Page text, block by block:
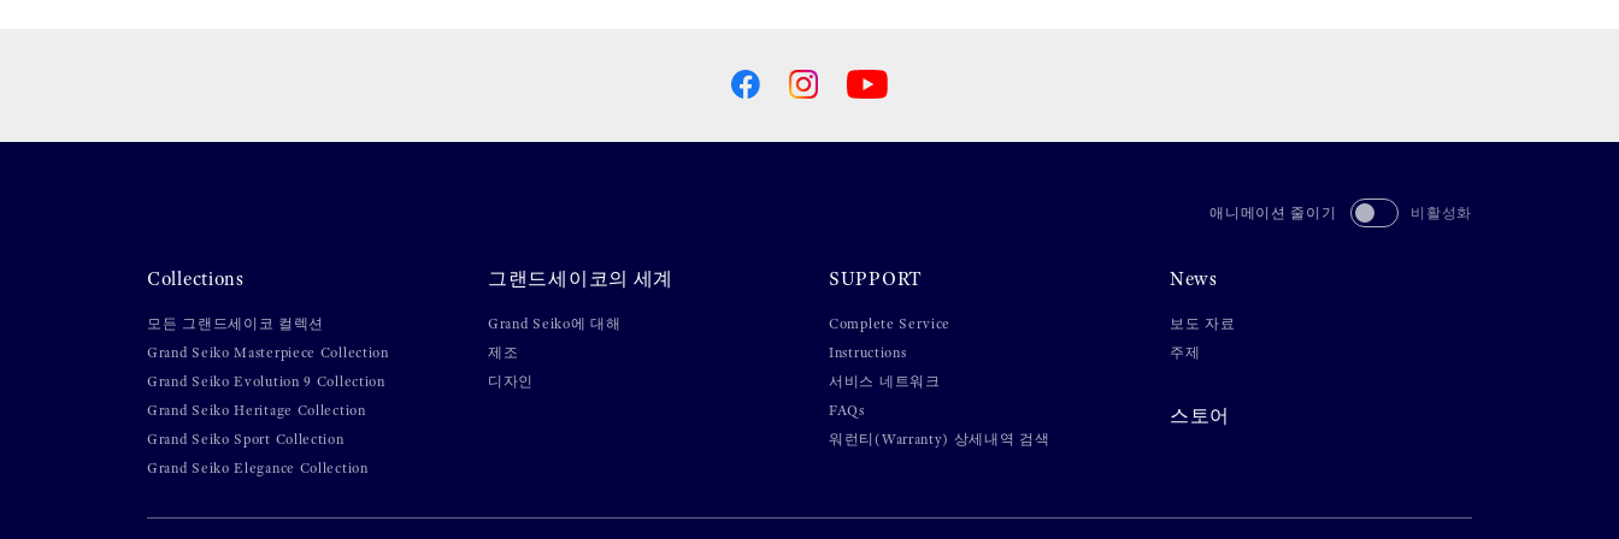
애니메이션 줄이기 비활성화
Collections
모든 그랜드세이코 컬렉션
Grand Seiko Masterpiece Collection
Grand Seiko Evolution 9 Collection
Grand Seiko Heritage Collection
Grand Seiko Sport Collection
Grand Seiko Elegance Collection
그랜드세이코의 세계
Grand Seiko에 대해
제조
디자인
SUPPORT
Complete Service
Instructions
서비스 네트워크
FAQs
워런티(Warranty) 상세내역 검색
News
보도 자료
주제
스토어